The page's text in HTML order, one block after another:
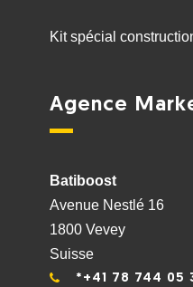
Kit spécial
Agence
Batiboost
Avenue Nestlé 16
1800 Vevey
Suisse
*+41 78 744 05